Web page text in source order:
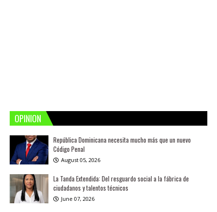
OPINION
República Dominicana necesita mucho más que un nuevo
Código Penal
August 05, 2026
La Tanda Extendida: Del resguardo social a la fábrica de
ciudadanos y talentos técnicos
June 07, 2026